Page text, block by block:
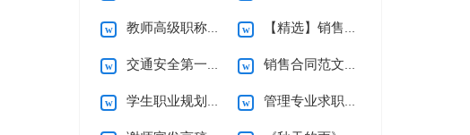
教师高级职称述职报告范文五篇 【精选】销售合同汇编9篇
交通安全第一课观后感 销售合同范文集锦9篇
学生职业规划4篇 管理专业求职信4篇